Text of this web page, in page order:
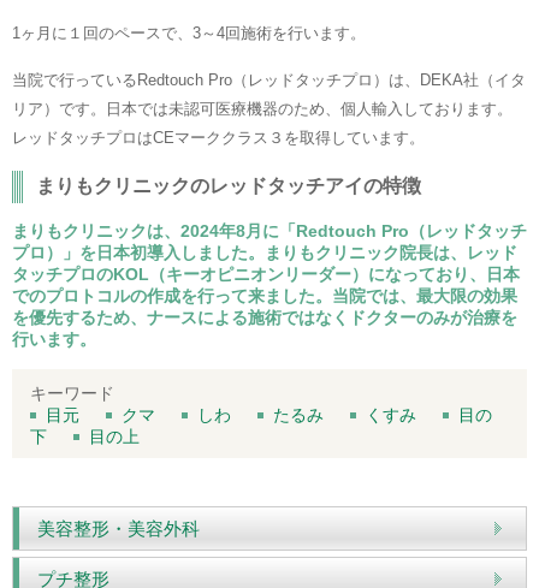
1ヶ月に１回のペースで、3～4回施術を行います。
当院で行っているRedtouch Pro（レッドタッチプロ）は、DEKA社（イタ
リア）です。日本では未認可医療機器のため、個人輸入しております。
レッドタッチプロはCEマーククラス３を取得しています。
まりもクリニックのレッドタッチアイの特徴
まりもクリニックは、2024年8月に「Redtouch Pro（レッドタッチ
プロ）」を日本初導入しました。まりもクリニック院長は、レッド
タッチプロのKOL（キーオピニオンリーダー）になっており、日本
でのプロトコルの作成を行って来ました。当院では、最大限の効果
を優先するため、ナースによる施術ではなくドクターのみが治療を
行います。
キーワード
目元
クマ しわ たるみ くすみ
目の
下
目の上
美容整形・美容外科
プチ整形